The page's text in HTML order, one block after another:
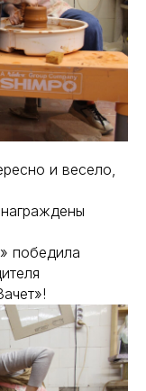
и весело,
победила